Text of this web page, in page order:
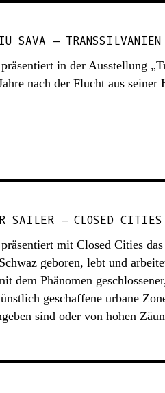
SAVA – TRANSSILVANIEN
in der Ausstellung
nach der Flucht aus seiner
SAILER – CLOSED CITIES
mit Closed Cities
geboren, lebt und
dem Phänomen
geschaffene urbane
sind oder von hohen